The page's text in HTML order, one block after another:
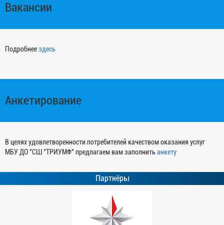
Вакансии
Подробнеездесь
Анкетирование
В целях удовлетворенности потребителей качеством оказания услуг
МБУ ДО "СШ "ТРИУМФ" предлагаем вам заполнитьанкету
Партнёры